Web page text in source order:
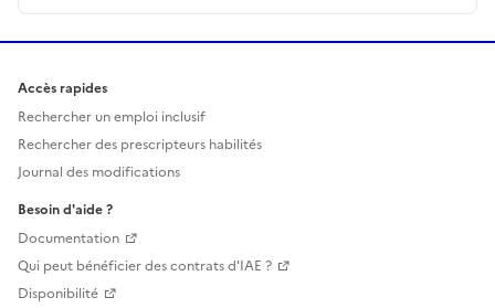
Accès rapides
Rechercher un emploi inclusif
Rechercher des prescripteurs habilités
Journal des modifications
Besoin d'aide ?
Documentation
Qui peut bénéficier des contrats d'IAE ?
Disponibilité